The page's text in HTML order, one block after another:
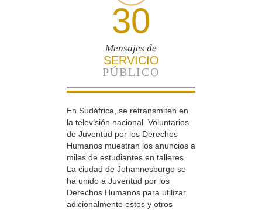
30
Mensajes de
SERVICIO
PÚBLICO
En Sudáfrica, se retransmiten en
la televisión nacional. Voluntarios
de Juventud por los Derechos
Humanos muestran los anuncios a
miles de estudiantes en talleres.
La ciudad de Johannesburgo se
ha unido a Juventud por los
Derechos Humanos para utilizar
adicionalmente estos y otros